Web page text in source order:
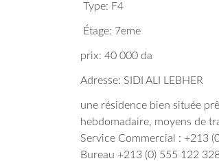
Type: F4
Étage: 7eme
prix: 40 000 da
Adresse: SIDI ALI LEBHER
une résidence bien située
hebdomadaire, moyens de
Service Commercial : +213
Bureau +213 (0) 555 122